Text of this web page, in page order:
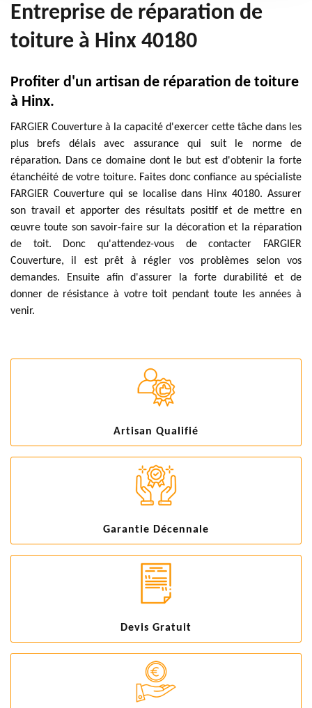
Entreprise de réparation de
toiture à Hinx 40180
Profiter d'un artisan de réparation de toiture
à Hinx.
FARGIER Couverture à la capacité d'exercer cette tâche dans les
plus brefs délais avec assurance qui suit le norme de
réparation. Dans ce domaine dont le but est d'obtenir la forte
étanchéité de votre toiture. Faites donc confiance au spécialiste
FARGIER Couverture qui se localise dans Hinx 40180. Assurer
son travail et apporter des résultats positif et de mettre en
œuvre toute son savoir-faire sur la décoration et la réparation
de toit. Donc qu'attendez-vous de contacter FARGIER
Couverture, il est prêt à régler vos problèmes selon vos
demandes. Ensuite afin d'assurer la forte durabilité et de
donner de résistance à votre toit pendant toute les années à
venir.
Artisan Qualifié
Garantie Décennale
Devis Gratuit